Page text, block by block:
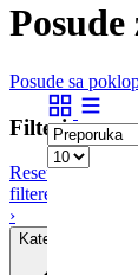
Posude sa
Filteri
Resetiraj
filtere
›
Kategorija